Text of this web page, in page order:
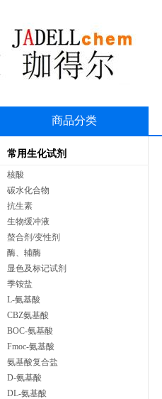
商品分类
常用生化试剂
核酸
碳水化合物
抗生素
生物缓冲液
螯合剂/变性剂
酶、辅酶
显色及标记试剂
季铵盐
L-氨基酸
CBZ氨基酸
BOC-氨基酸
Fmoc-氨基酸
氨基酸复合盐
D-氨基酸
DL-氨基酸